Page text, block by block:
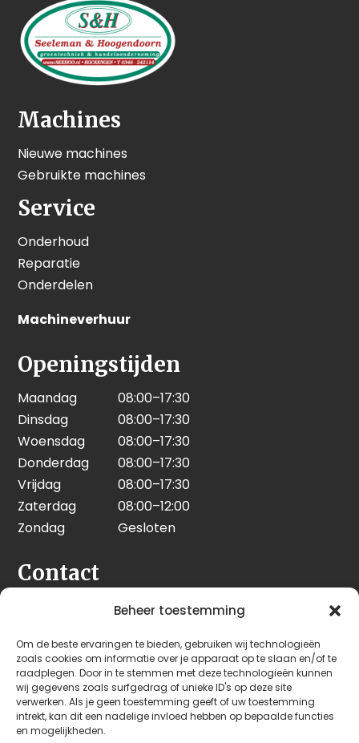
Beheer toestemming
Om de beste ervaringen te bieden, gebruiken wij technologieën
zoals cookies om informatie over je apparaat op te slaan en/of te
raadplegen. Door in te stemmen met deze technologieën kunnen
wij gegevens zoals surfgedrag of unieke ID's op deze site
verwerken. Als je geen toestemming geeft of uw toestemming
intrekt, kan dit een nadelige invloed hebben op bepaalde functies
en mogelijkheden.
Machines
Nieuwe machines
Gebruikte machines
Service
Onderhoud
Reparatie
Onderdelen
Machineverhuur
Openingstijden
Maandag
08:00–17:30
Dinsdag
08:00–17:30
Woensdag
08:00–17:30
Donderdag
08:00–17:30
Vrijdag
08:00–17:30
Zaterdag
08:00–12:00
Zondag
Gesloten
Contact
Seeleman & Hoogendoorn
3628 GD Kockengen
Nederland
+31 (0)346 242 114
info@seehoo.nl